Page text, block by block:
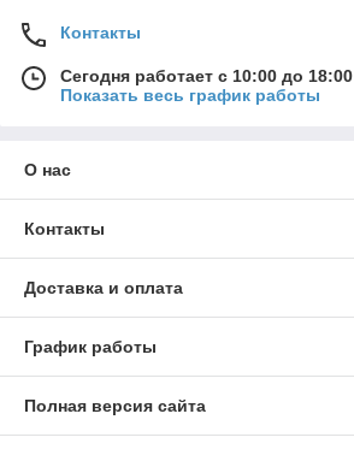
Контакты
Сегодня работает с 10:00 до 18:00
Показать весь график работы
О нас
Контакты
Доставка и оплата
График работы
Полная версия сайта